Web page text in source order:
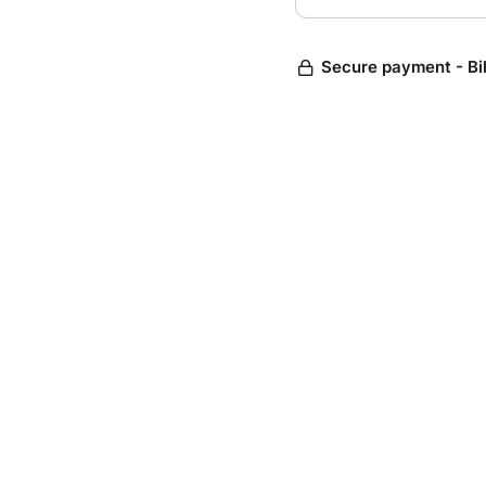
Secure payment -